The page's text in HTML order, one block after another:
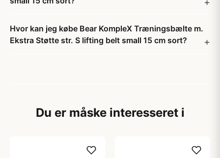
Hvor kan jeg købe Bear KompleX Træningsbælte m.
Ekstra Støtte str. S lifting belt small 15 cm sort?
Du er måske interesseret i